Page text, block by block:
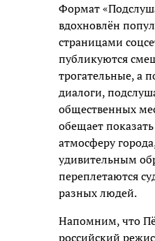
Формат
вдохновлён
страницами
публикуются
трогательные, а
диалоги,
общественных
обещает
атмосферу
удивительным
переплетаются
разных людей.
Напомним, что
российский